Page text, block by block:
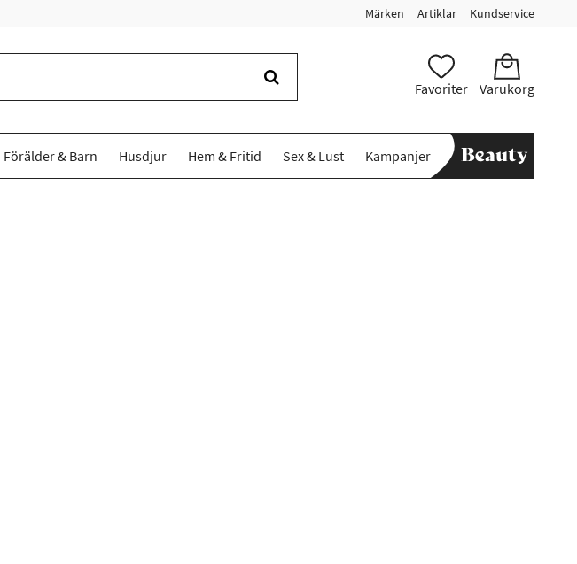
Märken Artiklar Kundservice
Favoriter Varukorg
Förälder & Barn Husdjur Hem & Fritid Sex & Lust Kampanjer